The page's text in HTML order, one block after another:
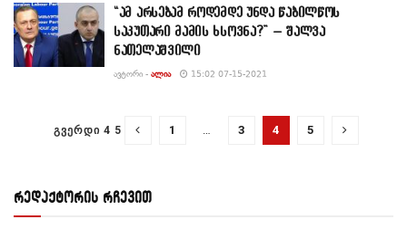
“ამ არსებამ როდემდე უნდა წაბილწოს
საკუთარი მამის ხსოვნა?” – შალვა
ნათელაშვილი
ᲐᲕᲢᲝᲠᲘ - ᲐᲚᲘᲐ 15:02 07-15-2021
ᲒᲕᲔᲠᲓᲘ 4 5 1 3 4 5
რედაქტორის რჩევით